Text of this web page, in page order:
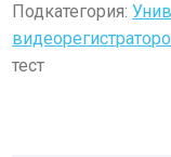
Подкатегория:
тест